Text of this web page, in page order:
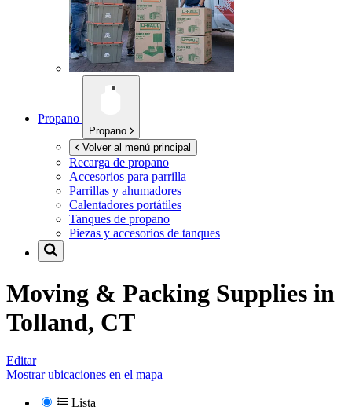
Propano
Propano
Volver al menú principal
Recarga de propano
Accesorios para parrilla
Parrillas y ahumadores
Calentadores portátiles
Tanques de propano
Piezas y accesorios de tanques
Moving & Packing Supplies in
Tolland, CT
Editar
Mostrar ubicaciones en el mapa
Lista